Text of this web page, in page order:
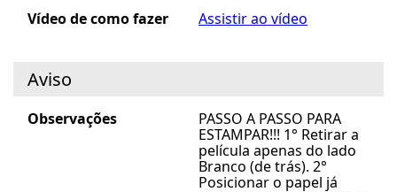
Vídeo de como fazer Assistir ao vídeo
Aviso
Observações
PASSO A PASSO PARA
ESTAMPAR!!! 1° Retirar a
película apenas do lado
Branco (de trás). 2°
Posicionar o papel já